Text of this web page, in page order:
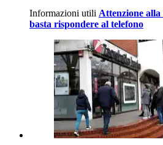
Informazioni utili Attenzione
basta rispondere al telefono